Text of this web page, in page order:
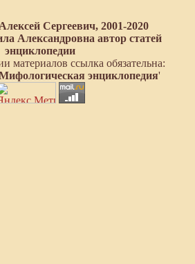
Сергеевич, 2001-2020
Александровна автор статей
энциклопедии
материалов ссылка обязательна:
энциклопедия'